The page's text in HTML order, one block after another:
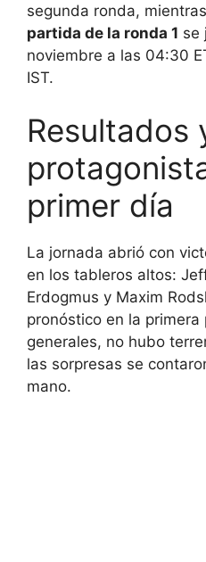
segunda ronda,
partida de la ronda 1 se
noviembre a las 04:30
IST.
Resultados
primer día
La jornada abrió con
en los tableros altos:
Erdogmus y Maxim
pronóstico en la
generales, no hubo
las sorpresas se
mano.